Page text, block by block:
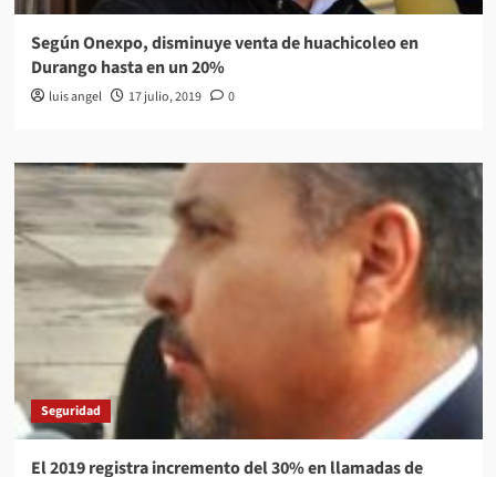
Según Onexpo, disminuye venta de huachicoleo en
Durango hasta en un 20%
luis angel 17 julio, 2019 0
Seguridad
El 2019 registra incremento del 30% en llamadas de